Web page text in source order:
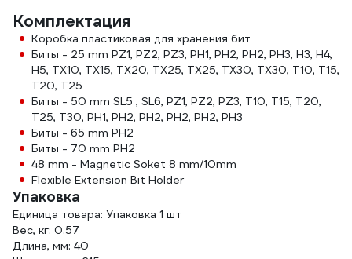
Комплектация
Коробка пластиковая для хранения бит
Биты - 25 mm PZ1, PZ2, PZ3, PH1, PH2, PH2, PH3, H3, H4,
H5, TX10, TX15, TX20, TX25, TX25, TX30, TX30, T10, T15,
T20, T25
Биты - 50 mm SL5 , SL6, PZ1, PZ2, PZ3, T10, T15, T20,
T25, T30, PH1, PH2, PH2, PH2, PH2, PH3
Биты - 65 mm PH2
Биты - 70 mm PH2
48 mm - Magnetic Soket 8 mm/10mm
Flexible Extension Bit Holder
Упаковка
Единица товара: Упаковка 1 шт
Вес, кг: 0.57
Длина, мм: 40